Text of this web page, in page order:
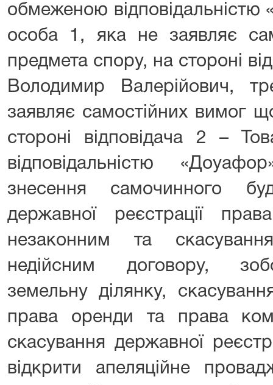
обмеженою відповідальністю
особа 1, яка не заявляє
предмета спору, на стороні
Володимир Валерійович,
заявляє самостійних вимог
стороні відповідача 2 –
відповідальністю
знесення самочинного
державної реєстрації
незаконним та
недійсним договору,
земельну ділянку,
права оренди та права
скасування державної
відкрити апеляційне